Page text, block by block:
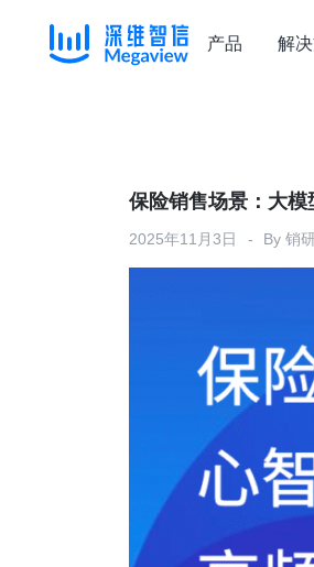
产品 解
保险销售场景：大
2025年11月3日 By 销